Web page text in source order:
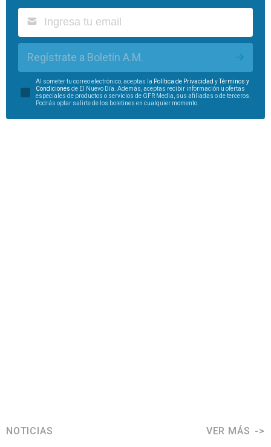
Regístrate a Boletín A.M.
Al someter tu correo electrónico, aceptas la Política de Privacidad yTérminos y
Condiciones de El Nuevo Día. Además, aceptas recibir información u ofertas
especiales de productos o servicios de GFR Media, sus afiliadas o de terceros.
Podrás optar salirte de los boletines en cualquier momento.
NOTICIAS VER MÁS